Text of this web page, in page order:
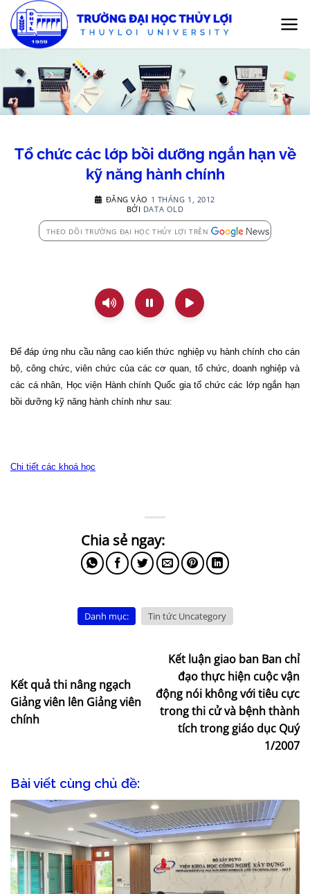
qua
nội
Tổ chức các lớp bồi dưỡng ngắn hạn về
kỹ năng hành chính
ĐĂNG VÀO 1 THÁNG 1, 2012
BỞI DATA OLD
THEO DÕI TRƯỜNG ĐẠI HỌC THỦY LỢI TRÊN
Để đáp ứng nhu cầu nâng cao kiến thức nghiệp vụ hành chính cho cán
bộ, công chức, viên chức của các cơ quan, tổ chức, doanh nghiệp và
các cá nhân, Học viện Hành chính Quốc gia tổ chức các lớp ngắn hạn
bồi dưỡng kỹ năng hành chính như sau:
Chi tiết các khoá học
Danh mục: Tin tức Uncategory
Kết quả thi nâng ngạch
Giảng viên lên Giảng viên
chính
Kết luận giao ban Ban chỉ
đạo thực hiện cuộc vận
động nói không với tiêu cực
trong thi cử và bệnh thành
tích trong giáo dục Quý
1/2007
Bài viết cùng chủ đề: